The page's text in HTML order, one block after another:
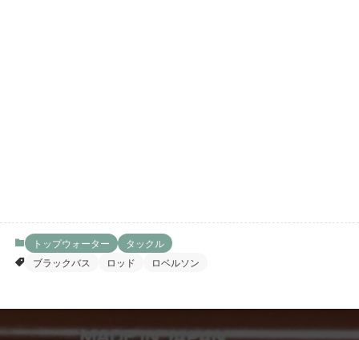
トップウォーター
タックル
ブラックバス
ロッド ロベルソン